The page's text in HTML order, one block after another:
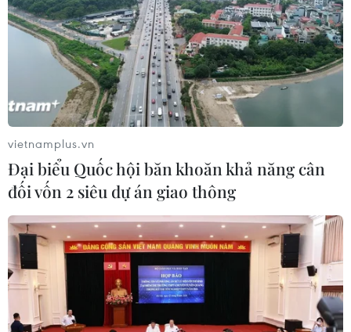
TIN CÙNG CHUYÊN MỤC
Ngoại giao kinh tế: Kiến tạo hệ sinh
thái đồng hành và thúc đẩy tự chủ
công nghệ
06/08/2026 15:33
Việt Nam tiếp tục là thị trường trọng
điểm của doanh nghiệp thực phẩm
Ba Lan
06/08/2026 14:03
Lâm Đồng vào cao điểm vụ cá Nam,
ngư dân phấn khởi vươn khơi
vietnamplus.vn
Đại biểu Quốc hội băn khoăn khả năng cân
đối vốn 2 siêu dự án giao thông